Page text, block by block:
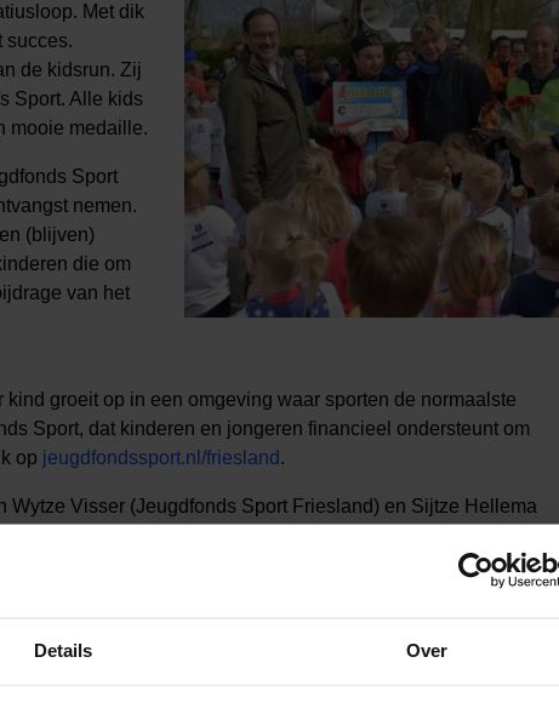
Details Over
Met dik
succes.
de kidsrun. Zij
Sport. Alle kids
mooie medaille.
Sport
nemen.
(blijven)
die om
van het
groeit op in een omgeving waar sporten de normaalste
Sport, dat kinderen en jongeren financieel ondersteunt om
op jeugdfondssport.nl/friesland .
Visser (Jeugdfonds Sport Friesland) en Sijtze Hellema